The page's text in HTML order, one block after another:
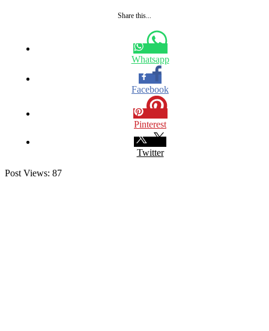
Share this...
Whatsapp
Facebook
Pinterest
Twitter
Post Views: 87